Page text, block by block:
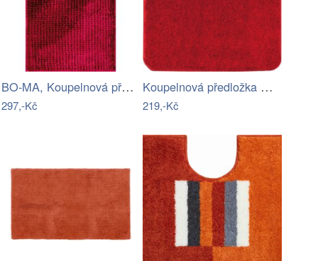
BO-MA, Koupelnová předložka Ella micro…
297,-Kč
Koupelnová předložka Optima 55x55 cm…
219,-Kč